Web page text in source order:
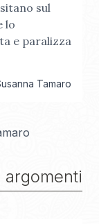
sul
lo
e paralizza
Tamaro